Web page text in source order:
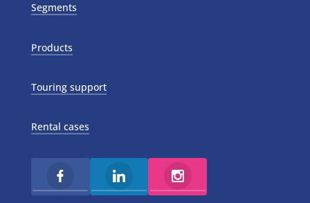
Segments
Products
Touring support
Rental cases